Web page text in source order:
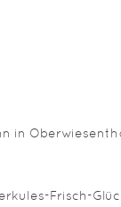
in
Frisch-